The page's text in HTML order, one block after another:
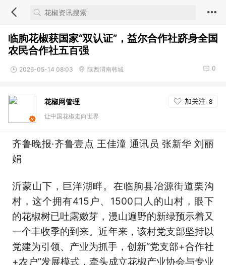
临朐花椒获国家“双认证”，益尔合作社跻身全国
农民合作社五百强
2026-05-14 08:03 陕西渭南韩城 0
花椒网管理 加关注 8
让中国花椒走向世界
齐鲁晚报·齐鲁壹点 王佳潼 通讯员 张新华 刘丽
娟
沂蒙山下，巨洋湖畔。在临朐县冶源街道栗沟
村，这个拥有415户、1500口人的山村，眼下
的花椒树已吐露嫩芽，漫山遍野的新绿预示着又
一个丰收季的到来。近年来，该村党支部坚持以
党建为引领、产业为抓手，创新“党支部+合作社
+农户”发展模式，牵头成立花椒产业协会与专业